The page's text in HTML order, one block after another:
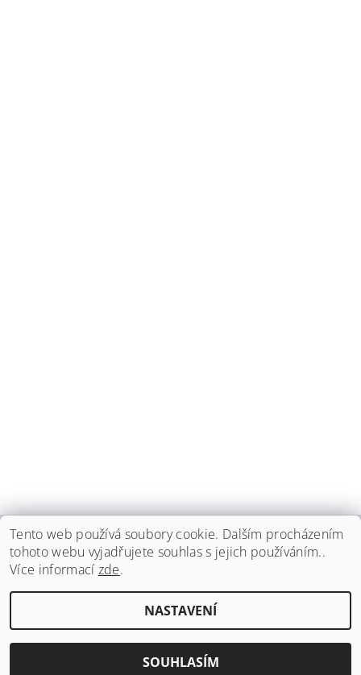
haspadent.cz
HASPA dent, spol. s r.o., všechna práva vyhrazena
cookies
Vytvořil Shoptet
Tento web používá soubory cookie. Dalším procházením
tohoto webu vyjadřujete souhlas s jejich používáním..
Více informací zde.
NASTAVENÍ
SOUHLASÍM